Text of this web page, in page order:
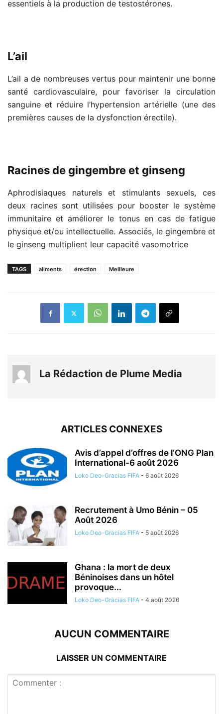
essentiels à la production de testostérones.
L’ail
L’ail a de nombreuses vertus pour maintenir une bonne
santé cardiovasculaire, pour favoriser la circulation
sanguine et réduire l’hypertension artérielle (une des
premières causes de la dysfonction érectile).
Racines de gingembre et ginseng
Aphrodisiaques naturels et stimulants sexuels, ces
deux racines sont utilisées pour booster le système
immunitaire et améliorer le tonus en cas de fatigue
physique et/ou intellectuelle. Associés, le gingembre et
le ginseng multiplient leur capacité vasomotrice
TAGS aliments érection Meilleure
La Rédaction de Plume Media
ARTICLES CONNEXES
Avis d’appel d’offres de l’ONG Plan
International-6 août 2026
Loko Deo-Gracias FIFA - 6 août 2026
Recrutement à Umo Bénin – 05
Août 2026
Loko Deo-Gracias FIFA - 5 août 2026
Ghana : la mort de deux
Béninoises dans un hôtel
provoque...
Loko Deo-Gracias FIFA - 4 août 2026
AUCUN COMMENTAIRE
LAISSER UN COMMENTAIRE